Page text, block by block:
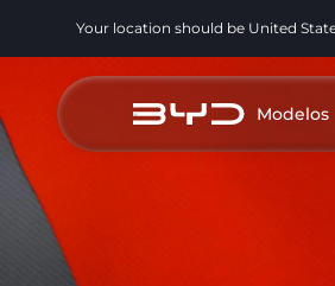
Your location should be United
Modelos